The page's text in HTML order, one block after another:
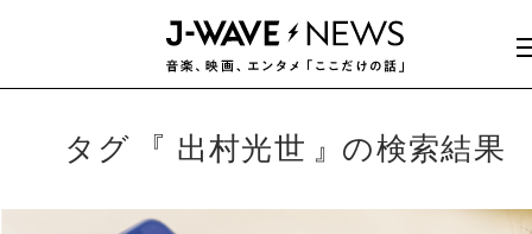
タグ 出村光世 の検索結果